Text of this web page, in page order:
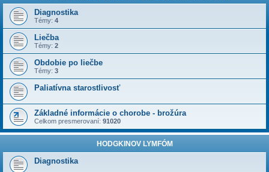
Diagnostika
Témy: 4
Liečba
Témy: 2
Obdobie po liečbe
Témy: 3
Paliatívna starostlivosť
Základné informácie o chorobe - brožúra
Celkom presmerovaní: 91020
HODGKINOV LYMFÓM
Diagnostika